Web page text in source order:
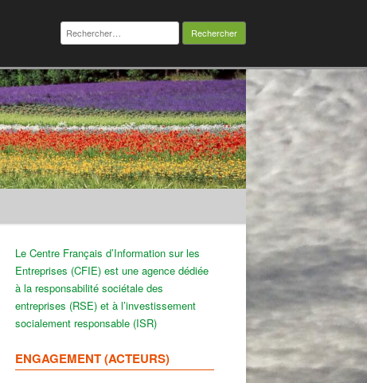
Rechercher :
Le Centre Français d’Information sur les
Entreprises (CFIE) est une agence dédiée
à la responsabilité sociétale des
entreprises (RSE) et à l’investissement
socialement responsable (ISR)
ENGAGEMENT (ACTEURS)